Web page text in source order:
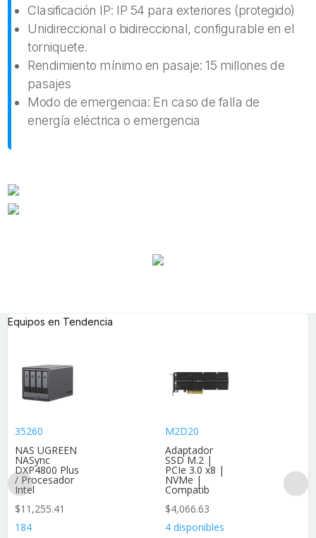
Clasificación IP: IP 54 para exteriores (protegido)
Unidireccional o bidireccional, configurable en el
torniquete.
Rendimiento mínimo en pasaje: 15 millones de
pasajes
Modo de emergencia: En caso de falla de
energía eléctrica o emergencia
Equipos en Tendencia
35260
NAS UGREEN
NASync
DXP4800 Plus
/ Procesador
Intel
$11,255.41
184
M2D20
Adaptador
SSD M.2 |
PCIe 3.0 x8 |
NVMe |
Compatib
$4,066.63
4 disponibles